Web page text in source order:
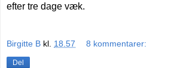
efter tre dage væk.
Birgitte B kl. 18.57 8 kommentarer:
Del